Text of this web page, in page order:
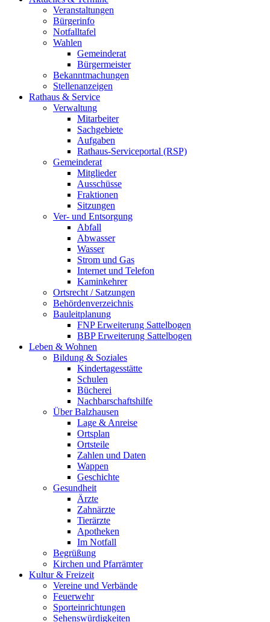
Veranstaltungen
Bürgerinfo
Notfalltafel
Wahlen
Gemeinderat
Bürgermeister
Bekanntmachungen
Stellenanzeigen
Rathaus & Service
Verwaltung
Mitarbeiter
Sachgebiete
Aufgaben
Rathaus-Serviceportal (RSP)
Gemeinderat
Mitglieder
Ausschüsse
Fraktionen
Sitzungen
Ver- und Entsorgung
Abfall
Abwasser
Wasser
Strom und Gas
Internet und Telefon
Kaminkehrer
Ortsrecht / Satzungen
Behördenverzeichnis
Bauleitplanung
FNP Erweiterung Sattelbogen
BBP Erweiterung Sattelbogen
Leben & Wohnen
Bildung & Soziales
Kindertagesstätte
Schulen
Bücherei
Nachbarschaftshilfe
Über Balzhausen
Lage & Anreise
Ortsplan
Ortsteile
Zahlen und Daten
Wappen
Geschichte
Gesundheit
Ärzte
Zahnärzte
Tierärzte
Apotheken
Im Notfall
Begrüßung
Kirchen und Pfarrämter
Kultur & Freizeit
Vereine und Verbände
Feuerwehr
Sporteinrichtungen
Sehenswürdigkeiten